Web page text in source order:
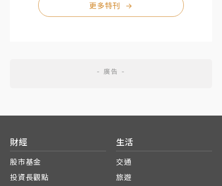
更多特刊 →
財經
股市基金
投資長觀點
生活
交通
旅遊